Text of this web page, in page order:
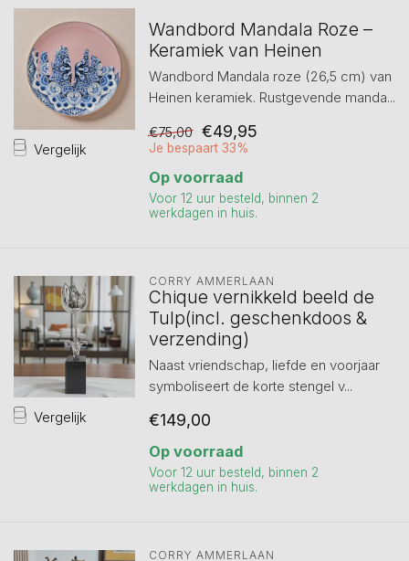
Vergelijk
Wandbord Mandala Roze –
Keramiek van Heinen
Wandbord Mandala roze (26,5 cm) van
Heinen keramiek. Rustgevende manda...
€75,00 €49,95
Je bespaart 33%
Op voorraad
Voor 12 uur besteld, binnen 2
werkdagen in huis.
Vergelijk
CORRY AMMERLAAN
Chique vernikkeld beeld de
Tulp(incl. geschenkdoos &
verzending)
Naast vriendschap, liefde en voorjaar
symboliseert de korte stengel v...
€149,00
Op voorraad
Voor 12 uur besteld, binnen 2
werkdagen in huis.
CORRY AMMERLAAN